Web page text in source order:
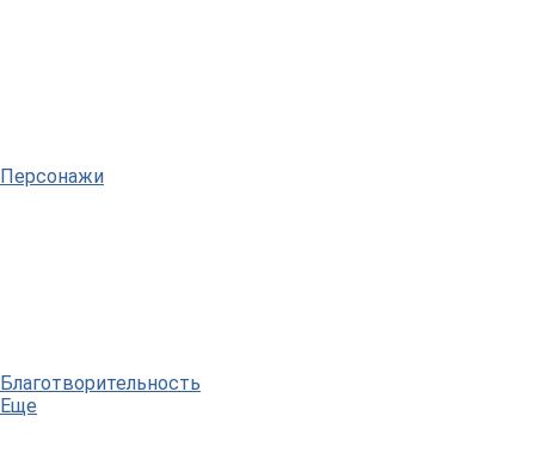
Персонажи
Благотворительность
Еще